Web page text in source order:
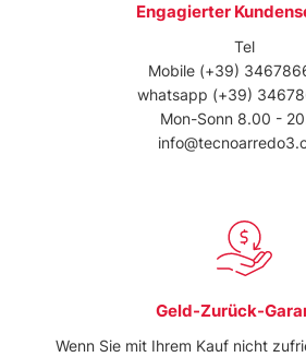
Engagierter
Tel
Mobile (+39)
whatsapp (+39)
Mon-Sonn 8.00 -
Geld-Zurück-
Wenn Sie mit Ihrem Kauf nicht